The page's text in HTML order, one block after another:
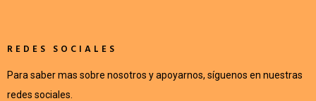
REDES SOCIALES
Para saber mas sobre nosotros y apoyarnos, síguenos en nuestras
redes sociales.